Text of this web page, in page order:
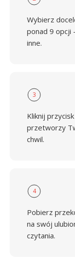
Wybierz
ponad 9 opcji
inne.
3
Kliknij
przetworzy
chwil.
4
Pobierz
na swój
czytania.